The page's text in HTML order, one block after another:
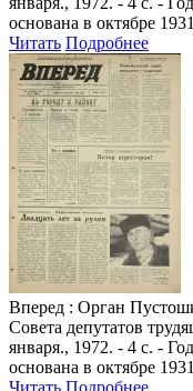
основана в октябре
Читать Подробнее
Вперед : Орган
Совета депутатов
января., 1972. - 4 с. -
основана в октябре
Читать Подробнее